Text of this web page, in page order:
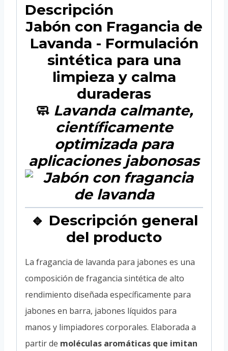
Descripción
Jabón con Fragancia de
Lavanda - Formulación
sintética para una
limpieza y calma
duraderas
🧼 Lavanda calmante,
científicamente
optimizada para
aplicaciones jabonosas
🔹 Descripción general
del producto
La fragancia de lavanda para jabones es una
composición de fragancia sintética de alto
rendimiento diseñada específicamente para
jabones en barra, jabones líquidos para
manos y limpiadores corporales. Elaborada a
partir de moléculas aromáticas que imitan